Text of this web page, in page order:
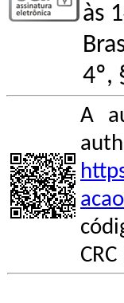
às
4º,
A